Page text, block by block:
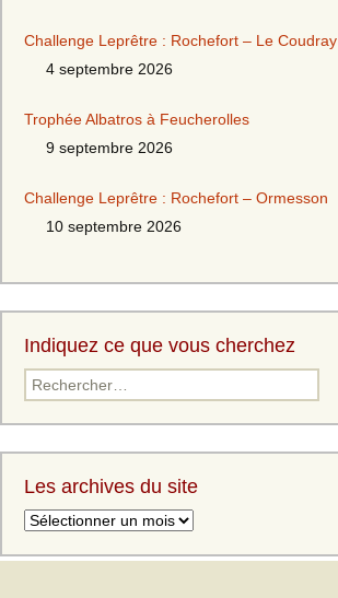
Challenge Leprêtre : Rochefort – Le Coudray
4 septembre 2026
Trophée Albatros à Feucherolles
9 septembre 2026
Challenge Leprêtre : Rochefort – Ormesson
10 septembre 2026
Indiquez ce que vous cherchez
Les archives du site